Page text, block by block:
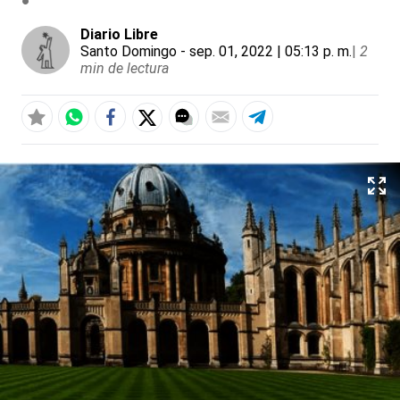
Diario Libre
Santo Domingo - sep. 01, 2022 | 05:13 p. m.| 2
min de lectura